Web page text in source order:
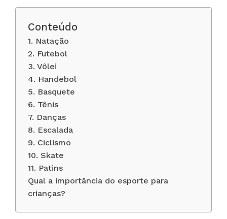
Conteúdo
1. Natação
2. Futebol
3. Vôlei
4. Handebol
5. Basquete
6. Tênis
7. Danças
8. Escalada
9. Ciclismo
10. Skate
11. Patins
Qual a importância do esporte para
crianças?